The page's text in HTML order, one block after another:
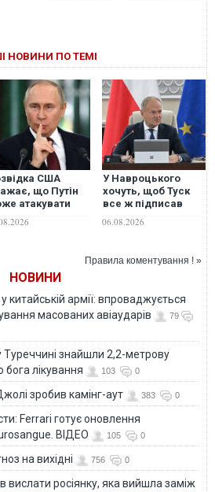
НОВИНИ ПО ТЕМІ
США
що Путін
атакувати
з країн НАТО
цієї осені, -
У Навроцького
хочуть, щоб Туск
все ж підписав
рішення позбавити
Зеленського
06.08.2026
Правила коментування ! »
НОВИНИ
китайській армії: впроваджується
масованих авіаударів
79
Туреччині знайшли 2,2-метрову
лікування
103 0
зробив камінг-аут 383 0
Ferrari готує оновлення
ВІДЕО
105 0
на вихідні 756 0
вислати росіянку, яка вийшла заміж